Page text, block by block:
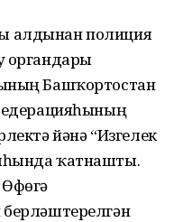
алдынан полиция
органдары
Башҡортостан
йәнә “Изгелек
ҡатнашты.